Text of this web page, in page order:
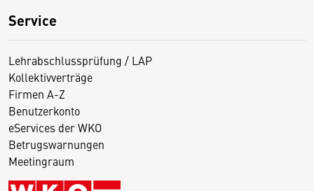
Service
Lehrabschlussprüfung / LAP
Kollektivverträge
Firmen A-Z
Benutzerkonto
eServices der WKO
Betrugswarnungen
Meetingraum